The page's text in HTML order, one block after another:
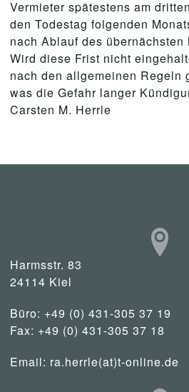
Vermieter spätestens am
den Todestag folgenden
nach Ablauf des übernächsten
Wird diese Frist nicht
nach den allgemeinen Regeln
was die Gefahr langer
Carsten M. Herrle
Harmsstr. 83
24114 Kiel
Büro: +49 (0) 431-305 37 19
Fax: +49 (0) 431-305 37 18
Email: ra.herrle(at)t-online.de